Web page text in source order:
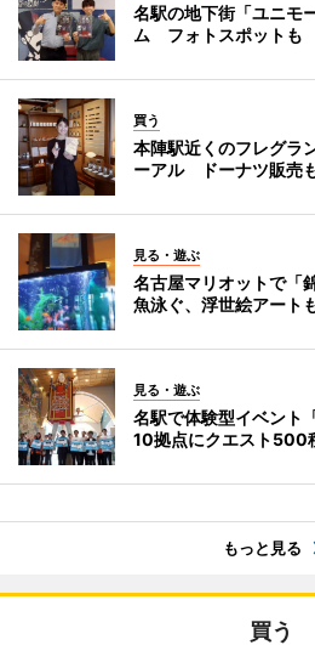
名駅の地下街「ユニモ
ム フォトスポットも
買う
本陣駅近くのフレグラ
ーアル ドーナツ販売
見る・遊ぶ
名古屋マリオットで
魚泳ぐ、浮世絵アート
見る・遊ぶ
名駅で体験型イベン
10拠点にクエスト500
もっと見る
買う